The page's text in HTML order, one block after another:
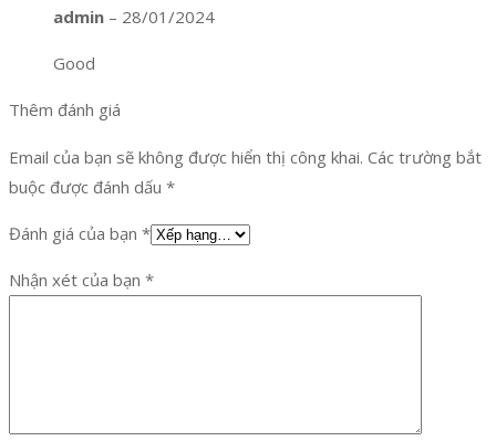
admin – 28/01/2024
Good
Thêm đánh giá
Email của bạn sẽ không được hiển thị công khai. Các trường bắt
buộc được đánh dấu *
Đánh giá của bạn *
Nhận xét của bạn *